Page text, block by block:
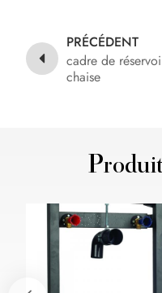
PRÉCÉDENT
cadre de
chaise